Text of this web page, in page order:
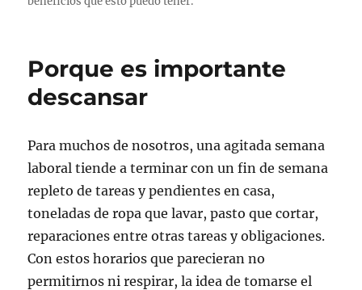
Porque es importante
descansar
Para muchos de nosotros, una agitada semana
laboral tiende a terminar con un fin de semana
repleto de tareas y pendientes en casa,
toneladas de ropa que lavar, pasto que cortar,
reparaciones entre otras tareas y obligaciones.
Con estos horarios que parecieran no
permitirnos ni respirar, la idea de tomarse el